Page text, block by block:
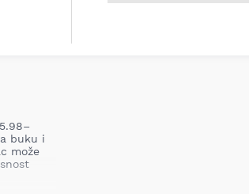
buku i
može